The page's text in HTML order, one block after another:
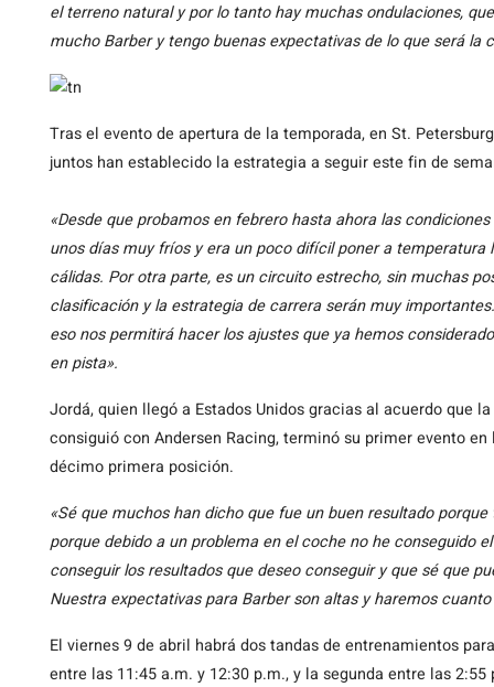
el terreno natural y por lo tanto hay muchas ondulaciones,
mucho Barber y tengo buenas expectativas de lo que será la
Tras el evento de apertura de la temporada, en St.
juntos han establecido la estrategia a seguir este fin de
«Desde que probamos en febrero hasta ahora las
unos días muy fríos y era un poco difícil poner a
cálidas. Por otra parte, es un circuito estrecho, sin muchas
clasificación y la estrategia de carrera serán muy
eso nos permitirá hacer los ajustes que ya hemos
en pista».
Jordá, quien llegó a Estados Unidos gracias al acuerdo que
consiguió con Andersen Racing, terminó su primer evento
décimo primera posición.
«Sé que muchos han dicho que fue un buen resultado
porque debido a un problema en el coche no he conseguido
conseguir los resultados que deseo conseguir y que sé que
Nuestra expectativas para Barber son altas y haremos
El viernes 9 de abril habrá dos tandas de entrenamientos
entre las 11:45 a.m. y 12:30 p.m., y la segunda entre las